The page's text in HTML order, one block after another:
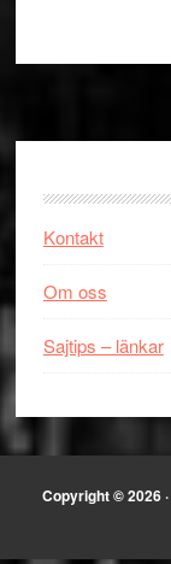
Kontakt
Om oss
Sajtips – länkar
Copyright © 2026 ·